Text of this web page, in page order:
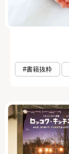
#書籍抜粋